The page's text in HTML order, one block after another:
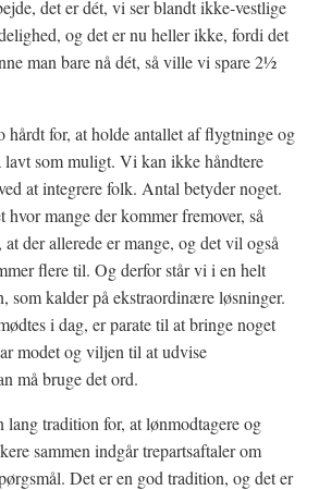
det er dét, vi ser blandt ikke-vestlige
og det er nu heller ikke, fordi det
man bare nå dét, så ville vi spare 21⁄2
for, at holde antallet af flygtninge og
lavt som muligt. Vi kan ikke håndtere
at integrere folk. Antal betyder noget.
hvor mange der kommer fremover, så
der allerede er mange, og det vil også
flere til. Og derfor står vi i en helt
som kalder på ekstraordinære løsninger.
i dag, er parate til at bringe noget
modet og viljen til at udvise
må bruge det ord.
tradition for, at lønmodtagere og
sammen indgår trepartsaftaler om
Det er en god tradition, og det er